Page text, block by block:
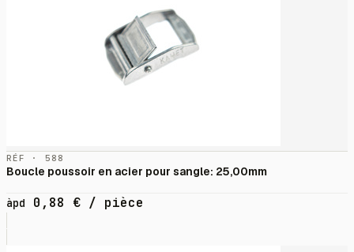
RÉF · 588
Boucle poussoir en acier pour sangle: 25,00mm
àpd 0,88 € / pièce